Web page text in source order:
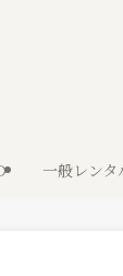
一般レンタ